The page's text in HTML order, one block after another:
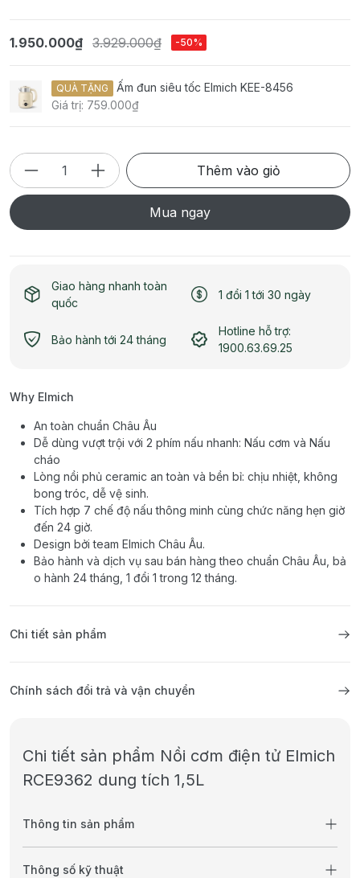
1.950.000₫ 3.929.000₫ -50%
QUÀ TẶNG
Ấm đun siêu tốc Elmich KEE-8456
Giá trị: 759.000₫
Thêm vào giỏ
Mua ngay
Giao hàng nhanh toàn
quốc
1 đổi 1 tới 30 ngày
Bảo hành tới 24 tháng
Hotline hỗ trợ:
1900.63.69.25
Why Elmich
An toàn chuẩn Châu Âu
Dễ dùng vượt trội với 2 phím nấu nhanh: Nấu cơm và Nấu
cháo
Lòng nồi phủ ceramic an toàn và bền bỉ: chịu nhiệt, không
bong tróc, dễ vệ sinh.
Tích hợp 7 chế độ nấu thông minh cùng chức năng hẹn giờ
đến 24 giờ.
Design bởi team Elmich Châu Âu.
Bảo hành và dịch vụ sau bán hàng theo chuẩn Châu Âu, bả
o hành 24 tháng, 1 đổi 1 trong 12 tháng.
Chi tiết sản phẩm
Chính sách đổi trả và vận chuyển
Chi tiết sản phẩm Nồi cơm điện tử Elmich
RCE9362 dung tích 1,5L
Thông tin sản phẩm
Thông số kỹ thuật